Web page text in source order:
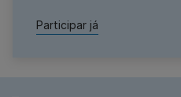
Participar já